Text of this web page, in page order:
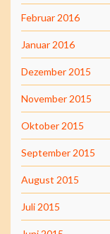
Februar 2016
Januar 2016
Dezember 2015
November 2015
Oktober 2015
September 2015
August 2015
Juli 2015